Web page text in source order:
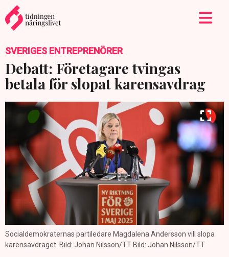
SVERIGES ENTREPRENÖRER
Debatt: Företagare tvingas
betala för slopat karensavdrag
Socialdemokraternas partiledare Magdalena Andersson vill slopa
karensavdraget. Bild: Johan Nilsson/TT Bild: Johan Nilsson/TT